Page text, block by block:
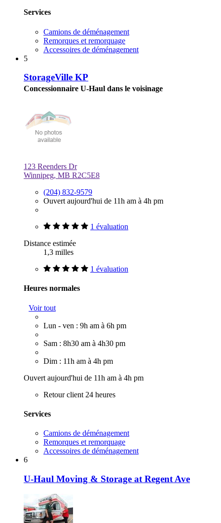
Services
Camions de déménagement
Remorques et remorquage
Accessoires de déménagement
5
StorageVille KP
Concessionnaire U-Haul dans le voisinage
123 Reenders Dr
Winnipeg, MB R2C5E8
(204) 832-9579
Ouvert aujourd'hui de 11h am à 4h pm
1 évaluation
Distance estimée
1,3 milles
1 évaluation
Heures normales
Voir tout
Lun - ven : 9h am à 6h pm
Sam : 8h30 am à 4h30 pm
Dim : 11h am à 4h pm
Ouvert aujourd'hui de 11h am à 4h pm
Retour client 24 heures
Services
Camions de déménagement
Remorques et remorquage
Accessoires de déménagement
6
U-Haul Moving & Storage at Regent Ave